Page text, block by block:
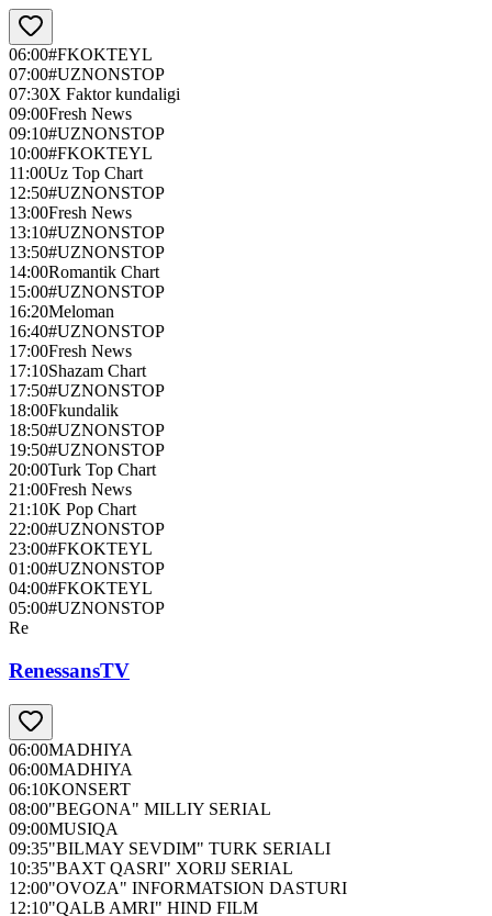
06:00#FKOKTEYL
07:00#UZNONSTOP
07:30X Faktor kundaligi
09:00Fresh News
09:10#UZNONSTOP
10:00#FKOKTEYL
11:00Uz Top Chart
12:50#UZNONSTOP
13:00Fresh News
13:10#UZNONSTOP
13:50#UZNONSTOP
14:00Romantik Chart
15:00#UZNONSTOP
16:20Meloman
16:40#UZNONSTOP
17:00Fresh News
17:10Shazam Chart
17:50#UZNONSTOP
18:00Fkundalik
18:50#UZNONSTOP
19:50#UZNONSTOP
20:00Turk Top Chart
21:00Fresh News
21:10K Pop Chart
22:00#UZNONSTOP
23:00#FKOKTEYL
01:00#UZNONSTOP
04:00#FKOKTEYL
05:00#UZNONSTOP
Re
RenessansTV
06:00MADHIYA
06:00MADHIYA
06:10KONSERT
08:00"BEGONA" MILLIY SERIAL
09:00MUSIQA
09:35"BILMAY SEVDIM" TURK SERIALI
10:35"BAXT QASRI" XORIJ SERIAL
12:00"OVOZA" INFORMATSION DASTURI
12:10"QALB AMRI" HIND FILM